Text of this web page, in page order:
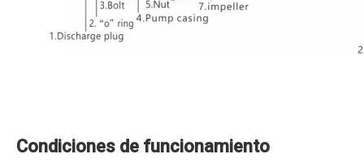
Condiciones de funcionamiento